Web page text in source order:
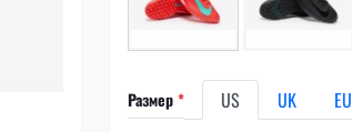
Размер* US UK EU